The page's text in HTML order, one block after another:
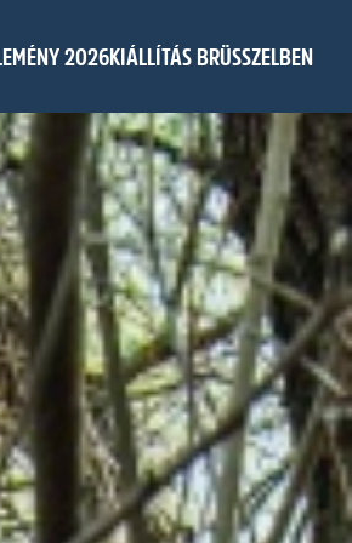
2026KIÁLLÍTÁS BRÜSSZELBEN